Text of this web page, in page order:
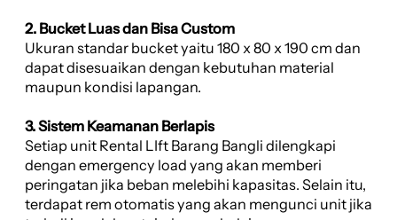
2. Bucket Luas dan Bisa Custom
Ukuran standar bucket yaitu 180 x 80 x 190 cm dan
dapat disesuaikan dengan kebutuhan material
maupun kondisi lapangan.
3. Sistem Keamanan Berlapis
Setiap unit Rental LIft Barang Bangli dilengkapi
dengan emergency load yang akan memberi
peringatan jika beban melebihi kapasitas. Selain itu,
terdapat rem otomatis yang akan mengunci unit jika